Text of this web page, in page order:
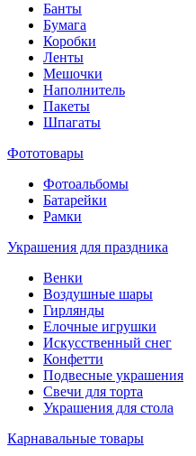
Банты
Бумага
Коробки
Ленты
Мешочки
Наполнитель
Пакеты
Шпагаты
Фототовары
Фотоальбомы
Батарейки
Рамки
Украшения для праздника
Венки
Воздушные шары
Гирлянды
Елочные игрушки
Искусственный снег
Конфетти
Подвесные украшения
Свечи для торта
Украшения для стола
Карнавальные товары